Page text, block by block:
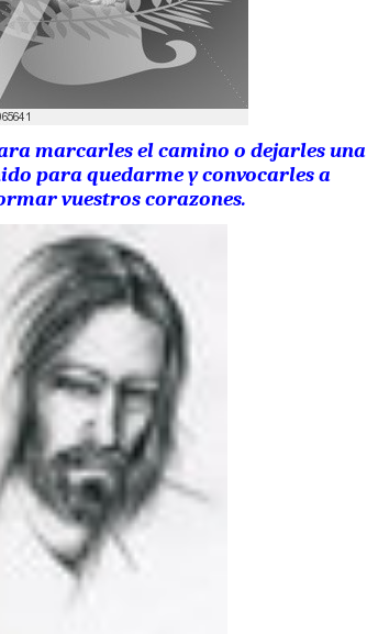
marcarles el camino o dejarles una
para quedarme y convocarles a
vuestros corazones.